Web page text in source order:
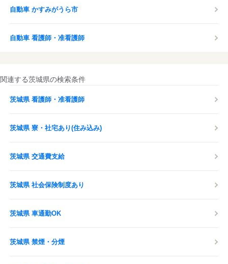
自動車 かすみがうら市
自動車 看護師・准看護師
関連する茨城県の検索条件
茨城県 看護師・准看護師
茨城県 寮・社宅あり(住み込み)
茨城県 交通費支給
茨城県 社会保険制度あり
茨城県 車通勤OK
茨城県 禁煙・分煙